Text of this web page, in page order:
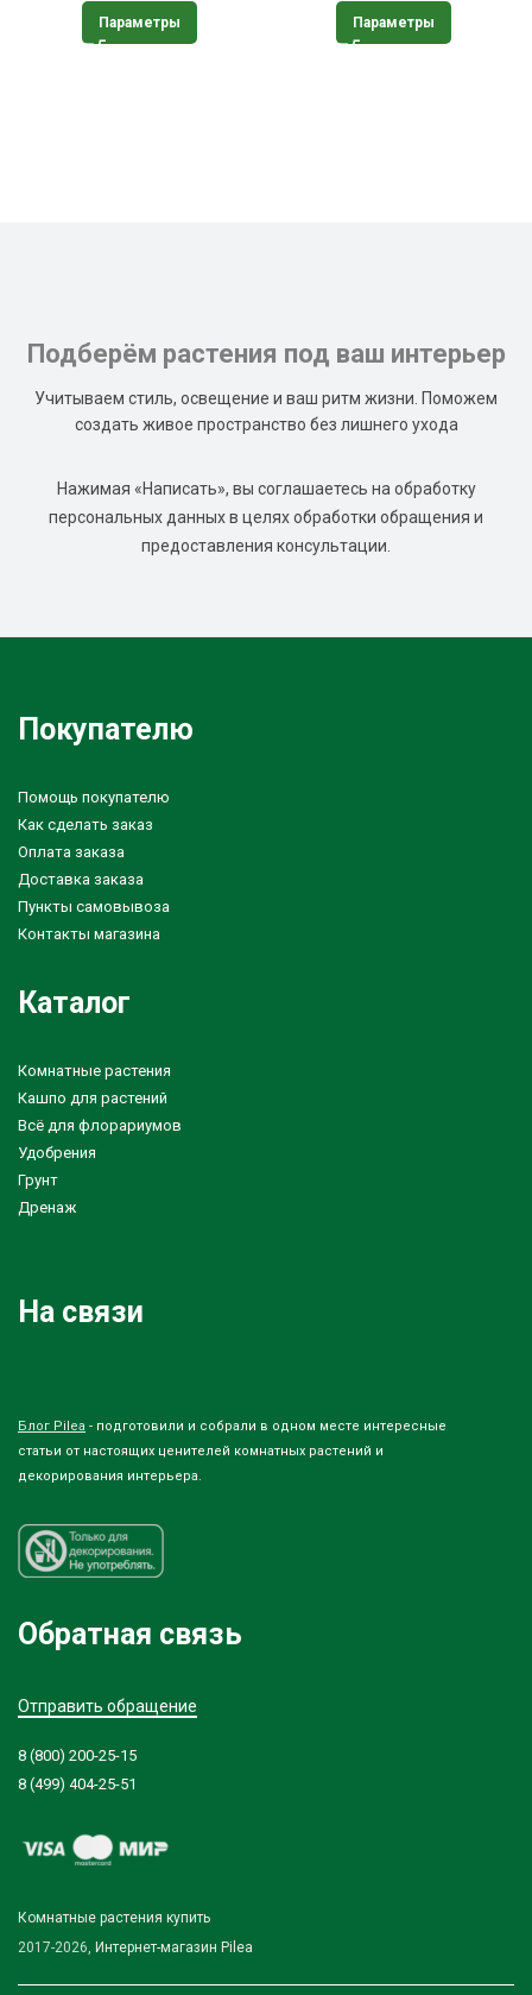
Параметры Параметры
Подберём растения под ваш интерьер
Учитываем стиль, освещение и ваш ритм жизни. Поможем
создать живое пространство без лишнего ухода
Нажимая «Написать», вы соглашаетесь на обработку
персональных данных в целях обработки обращения и
предоставления консультации.
Покупателю
Помощь покупателю
Как сделать заказ
Оплата заказа
Доставка заказа
Пункты самовывоза
Контакты магазина
Каталог
Комнатные растения
Кашпо для растений
Всё для флорариумов
Удобрения
Грунт
Дренаж
На связи
Блог Pilea - подготовили и собрали в одном месте интересные
статьи от настоящих ценителей комнатных растений и
декорирования интерьера.
Обратная связь
Отправить обращение
8 (800) 200-25-15
8 (499) 404-25-51
Комнатные растения купить
2017-2026, Интернет-магазин Pilea